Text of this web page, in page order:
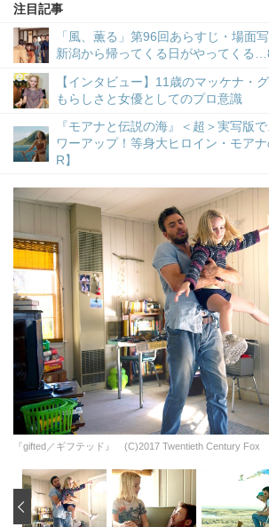
注目記事
「風、薫る」第96回あらすじ・場
新潟から帰ってくる日がやってくる
【インタビュー】11歳のマッケナ・
もらしさと女優としてのプロ意識
『モアナと伝説の海』＜超＞実写版
ワーアップ！等身大ヒロイン・モア
R】
『gifted／ギフテッド』 (C)2017 Twentieth Century Fox
‹